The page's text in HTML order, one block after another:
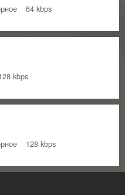
64 kbps
kbps
128 kbps